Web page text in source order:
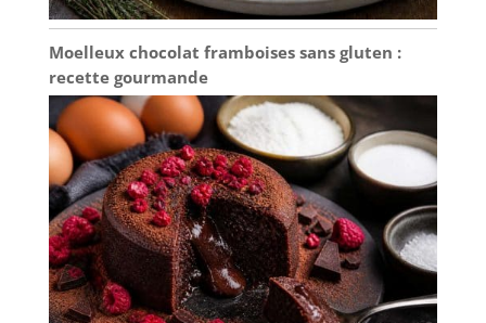
Moelleux chocolat framboises sans gluten :
recette gourmande